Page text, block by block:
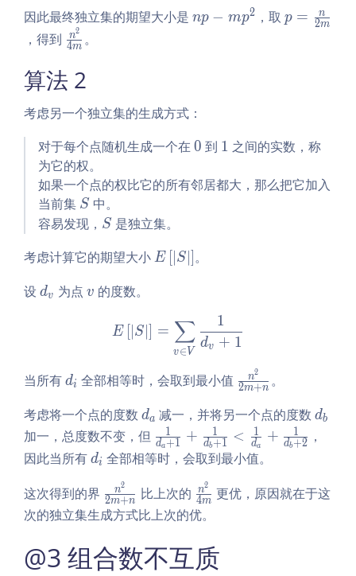
rt
\r
\r
ve
\r
ig
h
^
因此最终独立集的期望大小是 n
^
np − mp2 ，取 p
p = 2m
n
，得到 \fr
ac
{n
^
2}
m}
4m
n2 。
算法 2
考虑另一个独立集的生成方式：
对于每个点随机生成一个在0
0 到 1
1 之间的实数，称
为它的权。
如果一个点的权比它的所有邻居都大，那么把它加入
当前集 S
S 中。
容易发现， S
S 是独立集。
考虑计算它的期望大小 E
[\l
S
ve
rt
\r
h
t]
E S
。
设 d
dv 为点 v
v 的度数。
E\left[\lvert S
E S =
v∈ V
∑ dv + 1
1
当所有d
i
di 全部相等时，会取到最小值 \f
ra
c
{n
^
2}
{2
2m+n
n2
。
考虑将一个点的度数d
_
a
da 减一，并将另一个点的度数d
db
加一，总度数不变，但 \f
ra
{d
_a
+
1}
+
da +1
1 + db+1
1 < da
1 + db +2
1
，
因此当所有d
i
di 全部相等时，会取到最小值。
这次得到的界 \f
ra
{n
^
2m+n
n2 比上次的 \fr
ac
^
2}
4m
n2
更优，原因就在于这
次的独立集生成方式比上次的优。
@3 组合数不互质